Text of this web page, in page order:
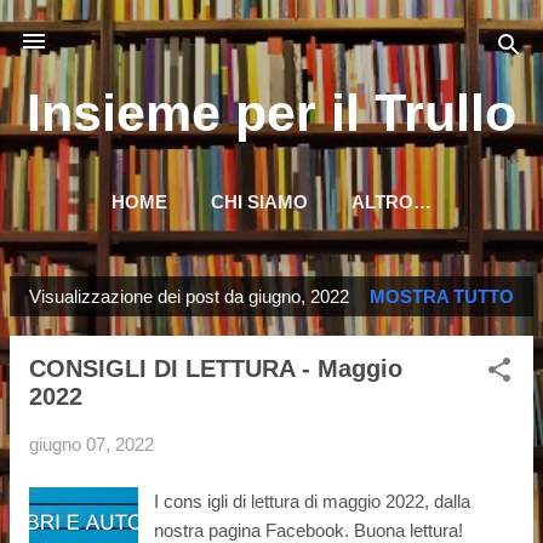
Passa ai contenuti principali
Insieme per il Trullo
HOME CHI SIAMO ALTRO…
P
o
Visualizzazione dei post da giugno, 2022 MOSTRA TUTTO
CONSIGLI DI LETTURA - Maggio
2022
giugno 07, 2022
I cons igli di lettura di maggio 2022, dalla
nostra pagina Facebook. Buona lettura!